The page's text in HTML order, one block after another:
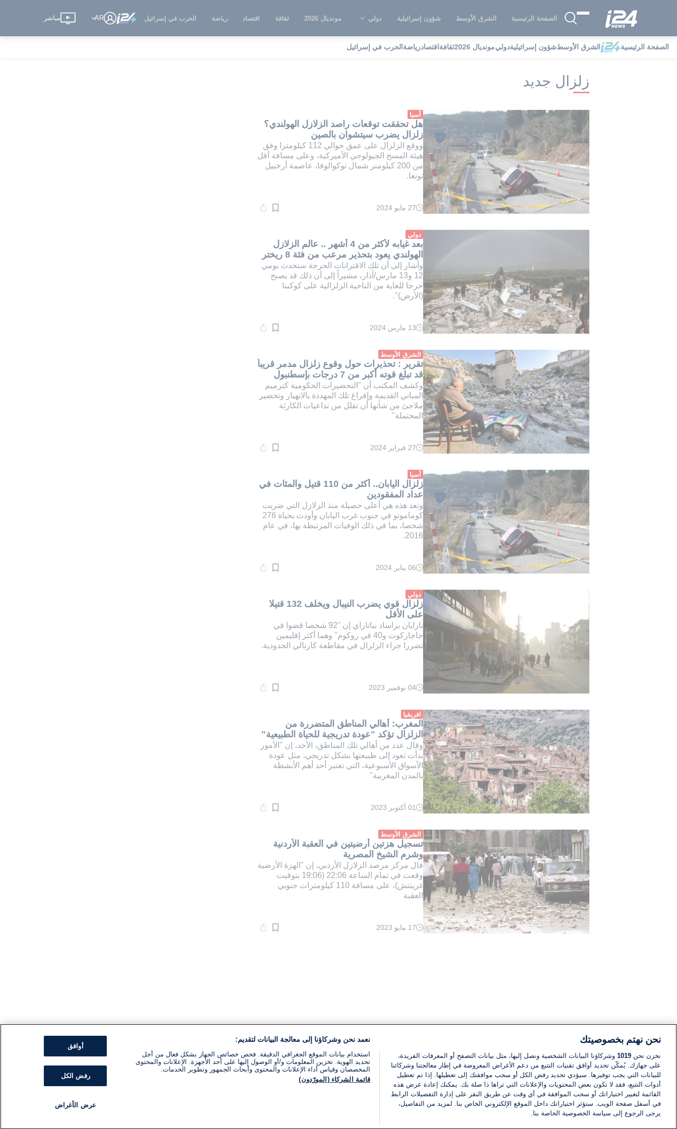
الصفحة الرئيسية الشرق الأوسط شؤون إسرائيلية دولي مونديال 2026 ثقافة اقتصاد رياضة الحرب في إسرائيل AR مباشر
الصفحة الرئيسية الشرق الأوسطشؤون إسرائيليةدوليمونديال 2026 ثقافة اقتصادرياضة الحرب في إسرائيل i24NEWS i24NEWS فهرس علامات زلزال جديد
زلزال جديد
آسيا
هل تحققت توقعات راصد الزلازل الهولندي؟
زلزال يضرب سيتشوان بالصين
ووقع الزلزال على عمق حوالي 112 كيلومترا وفق
هيئة المسح الجيولوجي الأميركية، وعلى مسافة أقل
من 200 كيلومتر شمال نوكوالوفا، عاصمة أرخبيل
تونغا.
وقت
دقيقة.
27 مايو 2024
دولي
بعد غيابه لأكثر من 4 أشهر .. عالم الزلازل
الهولندي يعود بتحذير مرعب من فئة 8 ريختر
وأشار إلى أن تلك الاقترانات الحرجة ستحدث يومي
12 و13 مارس/آذار، مشيراً إلى أن ذلك قد يصبح
حرجا للغاية من الناحية الزلزالية على كوكبنا
(الأرض)".
وقت
دقيقة.
13 مارس 2024
الشرق الأوسط
تقرير : تحذيرات حول وقوع زلزال مدمر قريباً
قد تبلغ قوته أكبر من 7 درجات بإسطنبول
وكشف المكتب أن "التحضيرات الحكومية كترميم
المباني القديمة وإفراغ تلك المهددة بالانهيار وتحضير
ملاجئ من شأنها أن تقلل من تداعيات الكارثة
المحتملة"
وقت
دقيقة.
27 فبراير 2024
آسيا
زلزال اليابان.. أكثر من 110 قتيل والمئات في
عداد المفقودين
وتعد هذه هي أعلى حصيلة منذ الزلازل التي ضربت
كوماموتو في جنوب غرب اليابان وأودت بحياة 276
شخصا، بما في ذلك الوفيات المرتبطة بها، في عام
2016.
وقت
دقيقة.
06 يناير 2024
دولي
زلزال قوي يضرب النيبال ويخلف 132 قتيلا
على الأقل
نارايان براساد بباتاراي إن "92 شخصا قضوا في
جاجاركوت و40 في روكوم" وهما أكثر إقليمين
تضررا جراء الزلزال في مقاطعة كارنالي الحدودية.
وقت
دقيقة.
04 نوفمبر 2023
افريقيا
المغرب: أهالي المناطق المتضررة من
الزلزال تؤكد "عودة تدريجية للحياة الطبيعية"
وقال عدد من أهالي تلك المناطق، الأحد، إن "الأمور
بدأت تعود إلى طبيعتها بشكل تدريجي، مثل عودة
الأسواق الأسبوعية، التي تعتبر أحد أهم الأنشطة
بالمدن المغربية"
وقت
دقيقة.
01 أكتوبر 2023
الشرق الأوسط
تسجيل هزتين أرضيتين في العقبة الأردنية
وشرم الشيخ المصرية
قال مركز مرصد الزلازل الأردني، إن "الهزة الأرضية
وقعت في تمام الساعة 22:06 (19:06 بتوقيت
غرينتش)، على مسافة 110 كيلومترات جنوبي
العقبة
وقت
17 مايو 2023
نحن نهتم بخصوصيتك
نخزن نحن 1019 وشركاؤنا البيانات الشخصية ونصل إليها، مثل بيانات التصفح أو المعرفات الفريدة،
على جهازك. يُمكّن تحديد أوافق تقنيات التتبع من دعم الأغراض المعروضة في إطار معالجتنا وشركائنا
للبيانات التي يجب توفيرها. سيؤدي تحديد رفض الكل أو سحب موافقتك إلى تعطيلها. إذا تم تعطيل
أدوات التتبع، فقد لا تكون بعض المحتويات والإعلانات التي تراها ذا صلة بك. يمكنك إعادة عرض هذه
القائمة لتغيير اختياراتك أو سحب الموافقة في أي وقت عن طريق النقر على إدارة التفضيلات الرابط
في أسفل صفحة الويب. ستؤثر اختياراتك داخل الموقع الإلكتروني الخاص بنا. لمزيد من التفاصيل،
يرجى الرجوع إلى سياسة الخصوصية الخاصة بنا.
نعمد نحن وشركاؤنا إلى معالجة البيانات لتقديم:
استخدام بيانات الموقع الجغرافي الدقيقة. فحص خصائص الجهاز بشكل فعال من أجل
تحديد الهوية. تخزين المعلومات و/أو الوصول إليها على أحد الأجهزة. الإعلانات والمحتوى
المخصصان وقياس أداء الإعلانات والمحتوى وأبحاث الجمهور وتطوير الخدمات.
قائمة الشركاء (المورّدون)
أوافق
رفض الكل
عرض الأغراض